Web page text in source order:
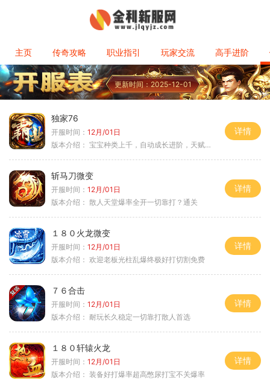
主页 传奇攻略 职业指引 玩家交流 高手进阶
更新时间：2025-12-01
独家76
开服时间： 12月/01日
版本介绍： 宝宝种类上千，自动成长进阶，天赋培养
详情
斩马刀微变
开服时间： 12月/01日
版本介绍： 散人天堂爆率全开一切靠打？通关
详情
１８０火龙微变
开服时间： 12月/01日
版本介绍： 欢迎老板光柱乱爆终极好打切割免费
详情
７６合击
开服时间： 12月/01日
版本介绍： 耐玩长久稳定一切靠打散人首选
详情
１８０轩辕火龙
开服时间： 12月/01日
版本介绍： 装备好打爆率超高憋尿打宝不关爆率
详情